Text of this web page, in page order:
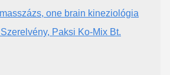
one brain kineziológia
Paksi Ko-Mix Bt.